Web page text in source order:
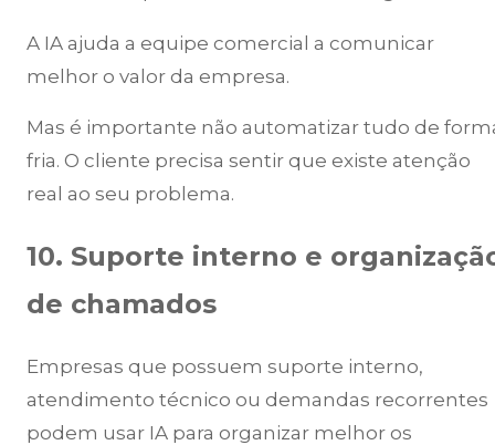
A IA ajuda a equipe comercial a comunicar
melhor o valor da empresa.
Mas é importante não automatizar tudo de
fria. O cliente precisa sentir que existe atenção
real ao seu problema.
10. Suporte interno e
de chamados
Empresas que possuem suporte interno,
atendimento técnico ou demandas recorrentes
podem usar IA para organizar melhor os